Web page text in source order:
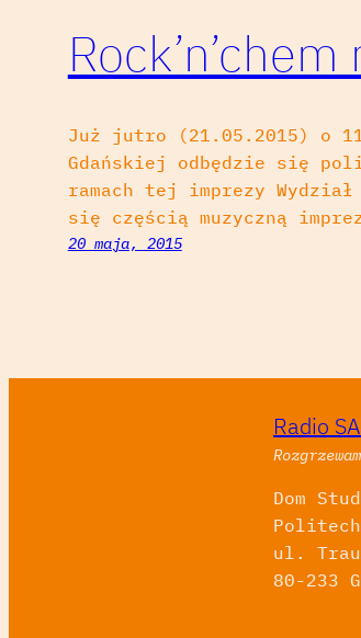
Już jutro (21.05.2015) o
Gdańskiej odbędzie się
ramach tej imprezy
się częścią muzyczną
20 maja, 2015
Radio
Dom
ul.
80-233